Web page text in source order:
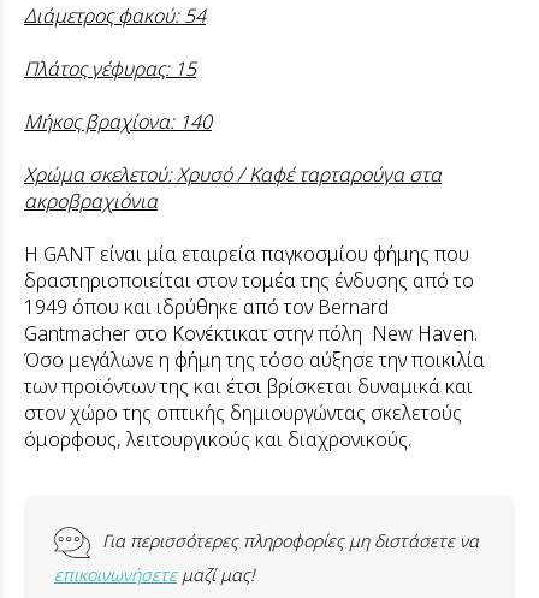
Διάμετρος φακού: 54
Πλάτος γέφυρας: 15
Μήκος βραχίονα: 140
Χρώμα σκελετού: Χρυσό / Καφέ ταρταρούγα στα
ακροβραχιόνια
Η GANT είναι μία εταιρεία παγκοσμίου φήμης που
δραστηριοποιείται στον τομέα της ένδυσης από το
1949 όπου και ιδρύθηκε από τον Bernard
Gantmacher στο Κονέκτικατ στην πόλη New Haven.
Όσο μεγάλωνε η φήμη της τόσο αύξησε την ποικιλία
των προϊόντων της και έτσι βρίσκεται δυναμικά και
στον χώρο της οπτικής δημιουργώντας σκελετούς
όμορφους, λειτουργικούς και διαχρονικούς.
Για περισσότερες πληροφορίες μη διστάσετε να
επικοινωνήσετεμαζί μας!